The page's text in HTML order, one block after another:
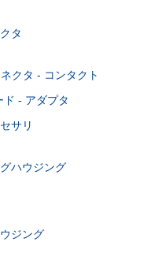
タ
クタ - コンタクト
ド - アダプタ
サリ
ハウジング
ジング